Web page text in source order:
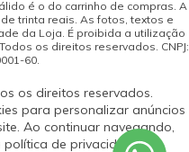
é o do carrinho de compras. A
trinta reais. As fotos, textos e
da Loja. É proibida a utilização
os direitos reservados. CNPJ:
60.
os direitos reservados.
para personalizar anúncios
Ao continuar navegando,
de privacidade.